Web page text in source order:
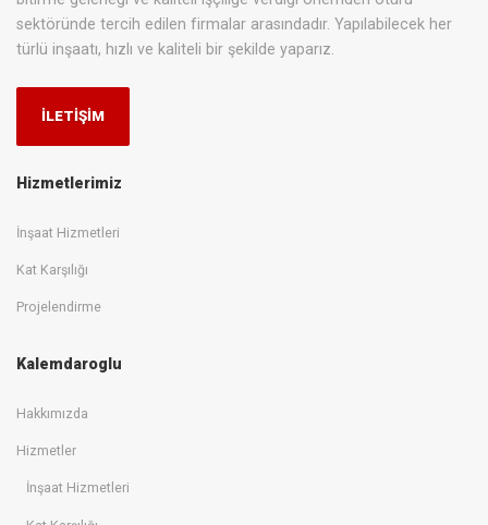
sektöründe tercih edilen firmalar arasındadır. Yapılabilecek her
türlü inşaatı, hızlı ve kaliteli bir şekilde yaparız.
İLETİŞİM
Hizmetlerimiz
İnşaat Hizmetleri
Kat Karşılığı
Projelendirme
Kalemdaroglu
Hakkımızda
Hizmetler
İnşaat Hizmetleri